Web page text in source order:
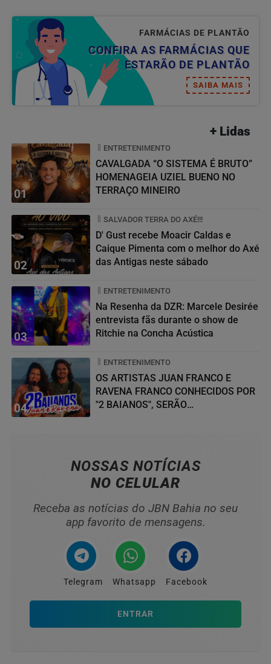
FARMÁCIAS DE PLANTÃO
CONFIRA AS FARMÁCIAS QUE
ESTARÃO DE PLANTÃO
SAIBA MAIS
+ Lidas
01
ENTRETENIMENTO
CAVALGADA “O SISTEMA É BRUTO”
HOMENAGEIA UZIEL BUENO NO
TERRAÇO MINEIRO
02
SALVADOR TERRA DO AXÉ!!!
D' Gust recebe Moacir Caldas e
Caique Pimenta com o melhor do Axé
das Antigas neste sábado
03
ENTRETENIMENTO
Na Resenha da DZR: Marcele Desirée
entrevista fãs durante o show de
Ritchie na Concha Acústica
04
ENTRETENIMENTO
OS ARTISTAS JUAN FRANCO E
RAVENA FRANCO CONHECIDOS POR
"2 BAIANOS", SERÃO
NOSSAS NOTÍCIAS
NO CELULAR
Receba as notícias do JBN Bahia no seu
app favorito de mensagens.
Telegram Whatsapp Facebook
ENTRAR